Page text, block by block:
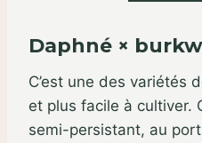
Daphné ×
C’est une des variétés
et plus facile à cultiver.
semi-persistant, au